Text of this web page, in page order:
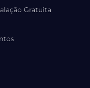
Gratuita